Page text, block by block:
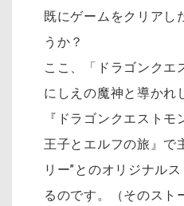
既にゲームをクリアし
うか？
ここ、「ドラゴンク
にしえの魔神と導かれ
『ドラゴンクエスト
王子とエルフの旅』で
リー”とのオリジナル
るのです。（そのスト